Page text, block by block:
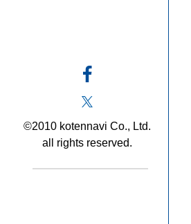
©2010 kotennavi Co., Ltd.
all rights reserved.